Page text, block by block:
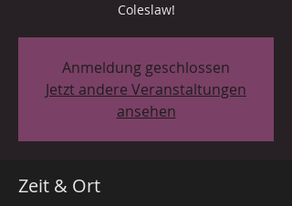
Coleslaw!
Anmeldung geschlossen
Jetzt andere Veranstaltungen
ansehen
Zeit & Ort